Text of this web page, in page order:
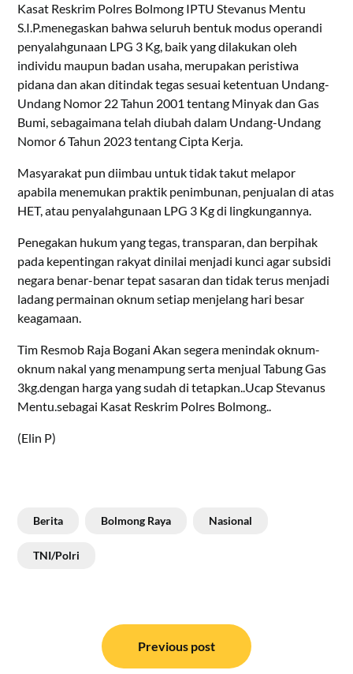
Kasat Reskrim Polres Bolmong IPTU Stevanus Mentu
S.I.P.menegaskan bahwa seluruh bentuk modus operandi
penyalahgunaan LPG 3 Kg, baik yang dilakukan oleh
individu maupun badan usaha, merupakan peristiwa
pidana dan akan ditindak tegas sesuai ketentuan Undang-
Undang Nomor 22 Tahun 2001 tentang Minyak dan Gas
Bumi, sebagaimana telah diubah dalam Undang-Undang
Nomor 6 Tahun 2023 tentang Cipta Kerja.
Masyarakat pun diimbau untuk tidak takut melapor
apabila menemukan praktik penimbunan, penjualan di atas
HET, atau penyalahgunaan LPG 3 Kg di lingkungannya.
Penegakan hukum yang tegas, transparan, dan berpihak
pada kepentingan rakyat dinilai menjadi kunci agar subsidi
negara benar-benar tepat sasaran dan tidak terus menjadi
ladang permainan oknum setiap menjelang hari besar
keagamaan.
Tim Resmob Raja Bogani Akan segera menindak oknum-
oknum nakal yang menampung serta menjual Tabung Gas
3kg.dengan harga yang sudah di tetapkan..Ucap Stevanus
Mentu.sebagai Kasat Reskrim Polres Bolmong..
(Elin P)
Berita Bolmong Raya Nasional
TNI/Polri
Previous post